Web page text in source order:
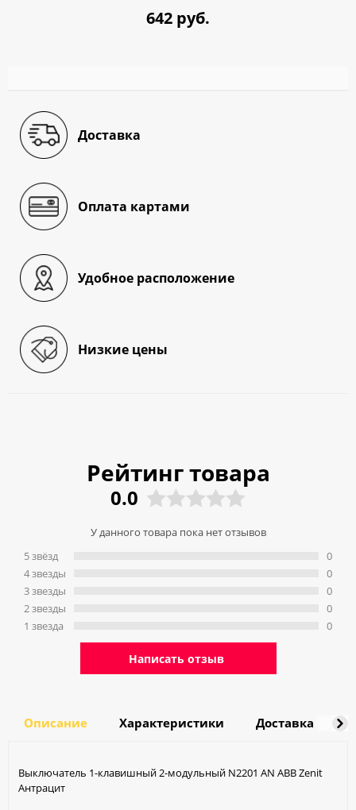
642 руб.
Доставка
Оплата картами
Удобное расположение
Низкие цены
Рейтинг товара
0.0
У данного товара пока нет отзывов
5 звёзд
4 звeзды
3 звeзды
2 звeзды
1 звeзда
0
0
0
0
0
Написать отзыв
Описание Характеристики Доставка
Выключатель 1-клавишный 2-модульный N2201 AN ABB Zenit
Антрацит